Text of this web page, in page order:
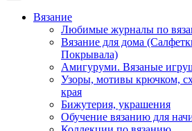
Вязание
Любимые журналы по
Вязание для дома
Покрывала)
Амигуруми. Вязаные
Узоры, мотивы крючком,
края
Бижутерия, украшения
Обучение вязанию для